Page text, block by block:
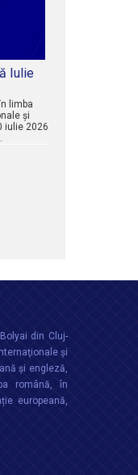
Iulie
limba
şi
iulie 2026
din Cluj-
şi
și engleză,
română, în
europeană,